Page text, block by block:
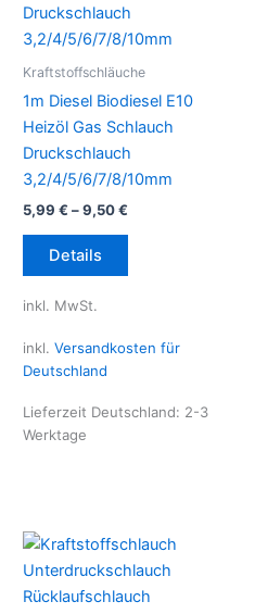
Kraftstoffschläuche
1m Diesel Biodiesel E10
Heizöl Gas Schlauch
Druckschlauch
3,2/4/5/6/7/8/10mm
5,99 € –9,50€
Details
Dieses
Varianten
Optionen
gewählt
werden
inkl. MwSt.
inkl. Versandkosten für
Deutschland
Lieferzeit Deutschland: 2-3
Werktage